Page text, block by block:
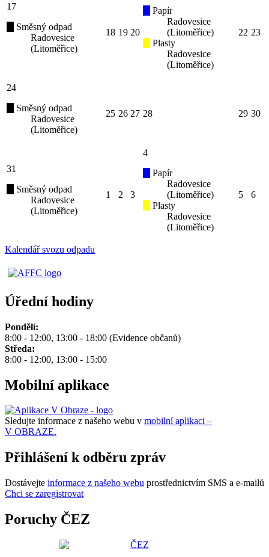
17
Směsný odpad
Radovesice
(Litoměřice)
18 19 20
Papír
Radovesice
(Litoměřice)
Plasty
Radovesice
(Litoměřice)
22 23
24
Směsný odpad
Radovesice
(Litoměřice)
25 26 27 28 29 30
31
Směsný odpad
Radovesice
(Litoměřice)
1 2 3
4
Papír
Radovesice
(Litoměřice)
Plasty
Radovesice
(Litoměřice)
5 6
Kalendář svozu odpadu
Úřední hodiny
Pondělí:
8:00 - 12:00, 13:00 - 18:00 (Evidence občanů)
Středa:
8:00 - 12:00, 13:00 - 15:00
Mobilní aplikace
Sledujte informace z našeho webu v mobilní aplikaci –
V OBRAZE.
Přihlášení k odběru zpráv
Dostávejte informace z našeho webu prostřednictvím SMS a e-mailů
Chci se zaregistrovat
Poruchy ČEZ